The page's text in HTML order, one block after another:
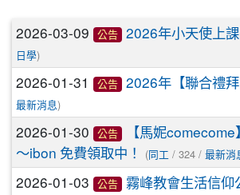
文章列表
2026-03-09 公告 2026年小天使上
日學)
2026-01-31 公告 2026年【聯合禮拜
最新消息)
2026-01-30 公告
【馬妮
～ibon 免費領取中！
(同工 / 324 / 最新消
2026-01-03 公告 霧峰教會生活信仰